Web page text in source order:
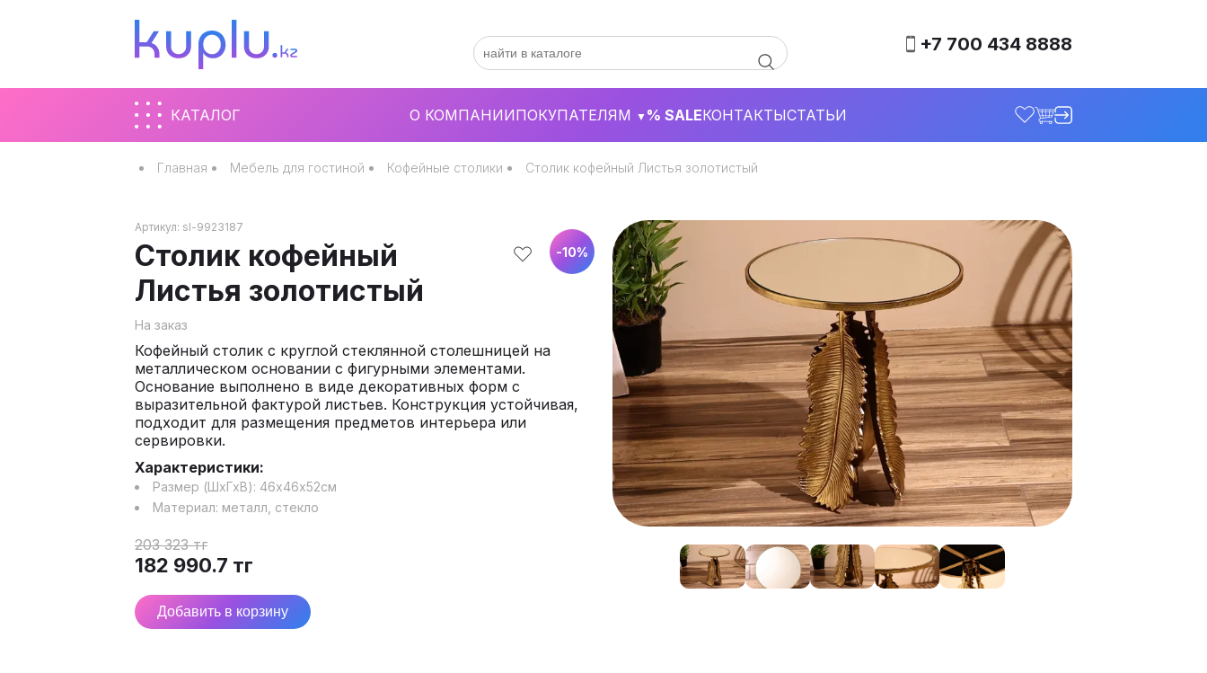
+7 700 434 8888
КАТАЛОГ О КОМПАНИИПОКУПАТЕЛЯМ ▼ % SALEКОНТАКТЫСТАТЬИ
Главная Мебель для гостиной Кофейные столики Столик кофейный Листья золотистый
Столик кофейный
Листья золотистый
На заказ
Кофейный столик с круглой стеклянной столешницей на
металлическом основании с фигурными элементами.
Основание выполнено в виде декоративных форм с
выразительной фактурой листьев. Конструкция устойчивая,
подходит для размещения предметов интерьера или
сервировки.
-10%
Характеристики:
Размер (ШхГхВ): 46х46х52см
Материал: металл, стекло
203 323тг
182 990.7 тг
Добавить в корзину
Артикул: sl-9923187